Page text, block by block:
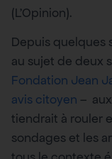
(L’Opinion).
Depuis quelques
au sujet de deux
Fondation Jean
avis citoyen –
tiendrait à rouler
sondages et les